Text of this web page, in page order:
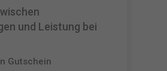
und Leistung bei
Gutschein